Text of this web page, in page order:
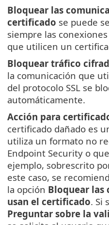
Bloquear las
certificado se puede
siempre las
que utilicen un
Bloquear tráfico
la comunicación que
del protocolo SSL se
automáticamente.
Acción para
certificado dañado es
utiliza un formato no
Endpoint Security o
ejemplo, sobrescrito
este caso, se
la opción Bloquear las
usan el certificado. Si
Preguntar sobre la